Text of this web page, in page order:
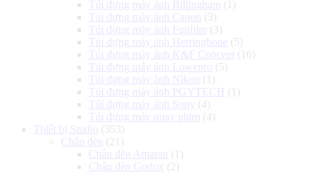
Túi đựng máy ảnh Billingham (1)
Túi đựng máy ảnh Canon
(3)
Túi đựng máy ảnh Fujifilm (3)
Túi đựng máy ảnh Herringbone (5)
Túi đựng máy ảnh K&F Concept (16)
Túi đựng máy ảnh Lowepro (5)
Túi đựng máy ảnh Nikon
(1)
Túi đựng máy ảnh PGYTECH
(1)
Túi đựng máy ảnh Sony (4)
Túi đựng máy quay phim (4)
Thiết bị Studio (353)
Chân đèn
(21)
Chân đèn Amaran
(1)
Chân đèn Godox (2)